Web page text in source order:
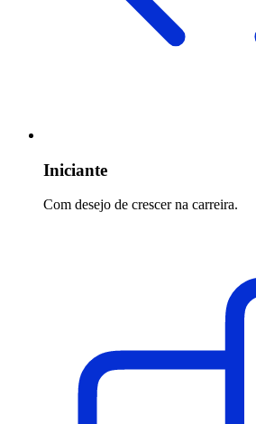
Iniciante
Com desejo de crescer na carreira.